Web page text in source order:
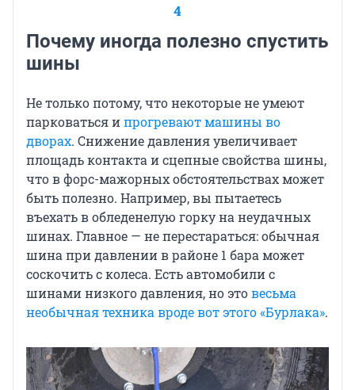
4
Почему иногда полезно спустить
шины
Не только потому, что некоторые не умеют
парковаться ипрогревают машины во
дворах. Снижение давления увеличивает
площадь контакта и сцепные свойства шины,
что в форс-мажорных обстоятельствах может
быть полезно. Например, вы пытаетесь
въехать в обледенелую горку на неудачных
шинах. Главное — не перестараться: обычная
шина при давлении в районе 1 бара может
соскочить с колеса. Есть автомобили с
шинами низкого давления, но этовесьма
необычная техника вроде вот этого «Бурлака».